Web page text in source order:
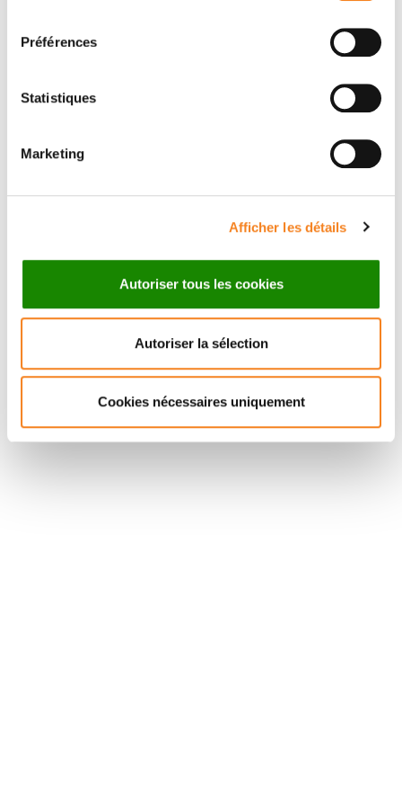
Préférences
Statistiques
Marketing
Afficher les détails
Autoriser tous les cookies
Autoriser la sélection
Cookies nécessaires uniquement
Suivez l'Institut Curie
Retrouvez notre actualité sur les réseaux
sociaux et en vous inscrivant à notre newsletter.
Inscrivez-vous à la newsletter